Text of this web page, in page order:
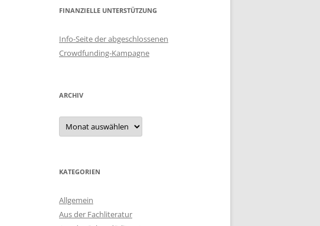
FINANZIELLE UNTERSTÜTZUNG
Info-Seite der abgeschlossenen
Crowdfunding-Kampagne
ARCHIV
Archiv
KATEGORIEN
Allgemein
Aus der Fachliteratur